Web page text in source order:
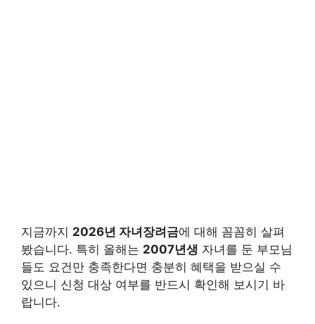
지금까지 2026년 자녀장려금에 대해 꼼꼼히 살펴
봤습니다. 특히 올해는 2007년생 자녀를 둔 부모님
들도 요건만 충족한다면 충분히 혜택을 받으실 수
있으니 신청 대상 여부를 반드시 확인해 보시기 바
랍니다.